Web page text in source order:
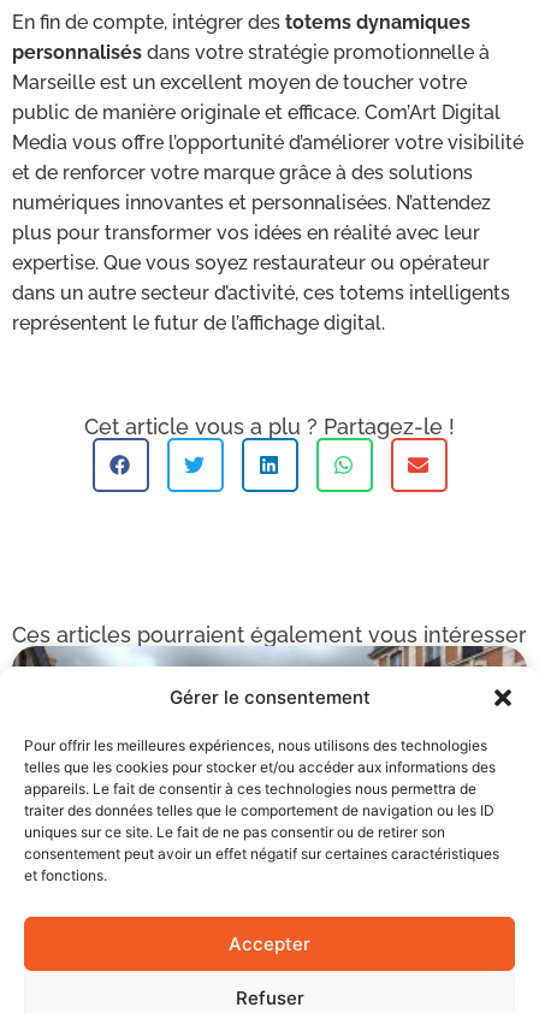
Gérer le consentement
Pour offrir les meilleures expériences, nous utilisons des technologies
telles que les cookies pour stocker et/ou accéder aux informations des
appareils. Le fait de consentir à ces technologies nous permettra de
traiter des données telles que le comportement de navigation ou les ID
uniques sur ce site. Le fait de ne pas consentir ou de retirer son
consentement peut avoir un effet négatif sur certaines caractéristiques
et fonctions.
Accepter
Refuser
En fin de compte, intégrer des totems dynamiques
personnalisés dans votre stratégie promotionnelle à
Marseille est un excellent moyen de toucher votre
public de manière originale et efficace. Com’Art Digital
Media vous offre l’opportunité d’améliorer votre visibilité
et de renforcer votre marque grâce à des solutions
numériques innovantes et personnalisées. N’attendez
plus pour transformer vos idées en réalité avec leur
expertise. Que vous soyez restaurateur ou opérateur
dans un autre secteur d’activité, ces totems intelligents
représentent le futur de l’affichage digital.
Cet article vous a plu ? Partagez-le !
Ces articles pourraient également vous intéresser
5 CONSEILS POUR PROLONGER LA
DURÉE DE VIE DE VOTRE ÉCRAN